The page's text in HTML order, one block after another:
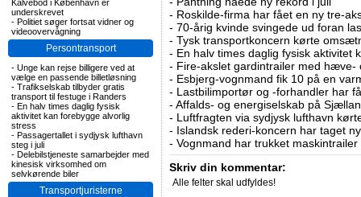
Kalvebod i København er
underskrevet
- Politiet søger fortsat vidner og
videoovervågning
Persontransport
- Unge kan rejse billigere ved at
vælge en passende billetløsning
- Trafikselskab tilbyder gratis
transport til festuge i Randers
- En halv times daglig fysisk
aktivitet kan forebygge alvorlig
stress
- Passagertallet i sydjysk lufthavn
steg i juli
- Delebilstjeneste samarbejder med
kinesisk virksomhed om
selvkørende biler
Transportjuristerne
- Roskilde-firma har fået en ny tre-
- 70-årig kvinde svingede ud foran
- Tysk transportkoncern kørte
- En halv times daglig fysisk aktivitet
- Fire-akslet gardintrailer med hæve-
- Esbjerg-vognmand fik 10 på en
- Lastbilimportør og -forhandler har
- Affalds- og energiselskab på
- Luftfragten via sydjysk lufthavn
- Islandsk rederi-koncern har taget
- Vognmand har trukket
Skriv din kommentar:
Alle felter skal udfyldes!